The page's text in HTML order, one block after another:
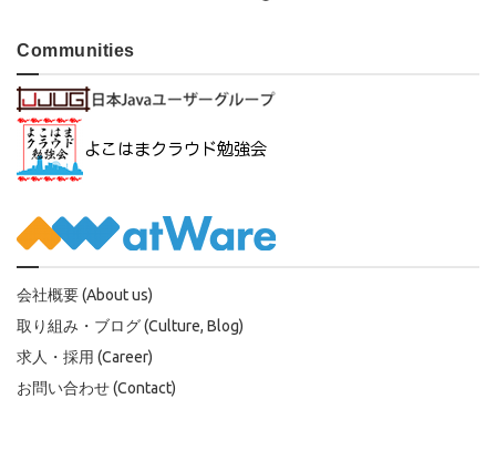
Communities
会社概要 (About us)
取り組み・ブログ (Culture, Blog)
求人・採用 (Career)
お問い合わせ (Contact)